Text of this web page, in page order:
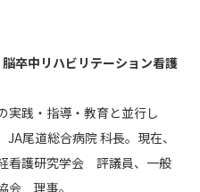
卒中リハビリテーション看護
実践・指導・教育と並行し
尾道総合病院 科長。現在、
看護研究学会 評議員、一般
会 理事。